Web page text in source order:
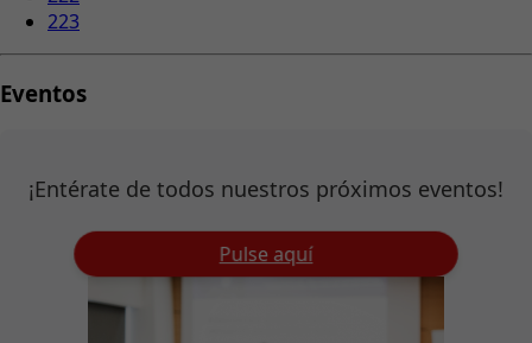
223
Eventos
¡Entérate de todos nuestros próximos eventos!
Pulse aquí